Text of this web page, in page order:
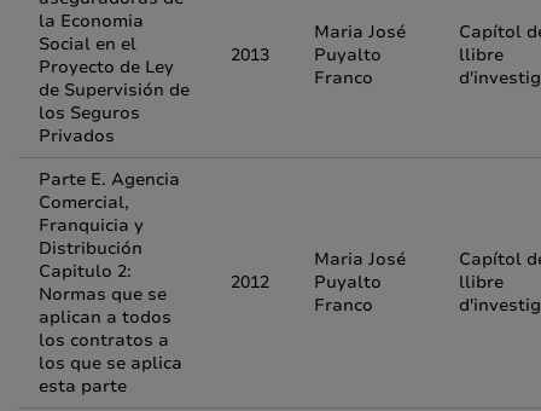
la Economia
Social en el
Proyecto de Ley
de Supervisión de
los Seguros
Privados
2013
Maria José
Puyalto
Franco
Capítol
llibre
Parte E. Agencia
Comercial,
Franquicia y
Distribución
Capitulo 2:
Normas que se
aplican a todos
los contratos a
los que se aplica
esta parte
2012
Maria José
Puyalto
Franco
Capítol
llibre